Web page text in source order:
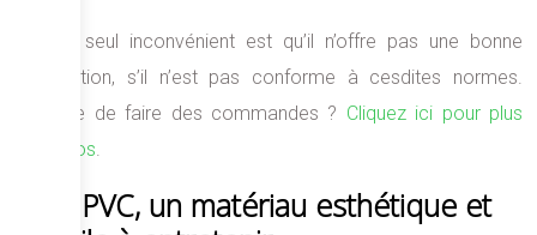
Son seul inconvénient est qu’il n’offre pas une bonne
isolation, s’il n’est pas conforme à cesdites normes.
Envie de faire des commandes ? Cliquez ici pour plus
d’infos.
Le PVC, un matériau esthétique et